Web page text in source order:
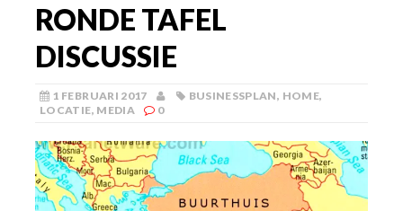
RONDE TAFEL
DISCUSSIE
1 FEBRUARI 2017 BUSINESSPLAN, HOME,
LOCATIE, MEDIA 0